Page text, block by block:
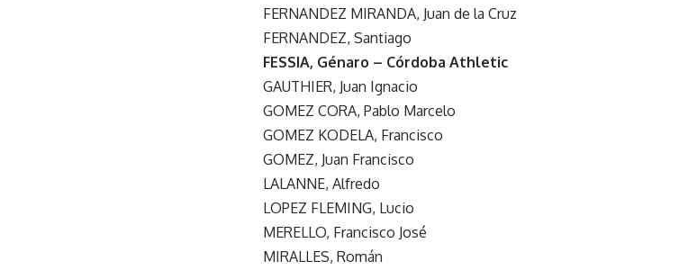
FERNANDEZ MIRANDA, Juan de la Cruz
FERNANDEZ, Santiago
FESSIA, Génaro – Córdoba Athletic
GAUTHIER, Juan Ignacio
GOMEZ CORA, Pablo Marcelo
GOMEZ KODELA, Francisco
GOMEZ, Juan Francisco
LALANNE, Alfredo
LOPEZ FLEMING, Lucio
MERELLO, Francisco José
MIRALLES, Román